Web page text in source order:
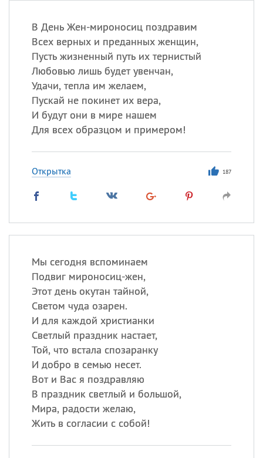
В День Жен-мироносиц поздравим
Всех верных и преданных женщин,
Пусть жизненный путь их тернистый
Любовью лишь будет увенчан,
Удачи, тепла им желаем,
Пускай не покинет их вера,
И будут они в мире нашем
Для всех образцом и примером!
Открытка 187
Мы сегодня вспоминаем
Подвиг мироносиц-жен,
Этот день окутан тайной,
Светом чуда озарен.
И для каждой христианки
Светлый праздник настает,
Той, что встала спозаранку
И добро в семью несет.
Вот и Вас я поздравляю
В праздник светлый и большой,
Мира, радости желаю,
Жить в согласии с собой!